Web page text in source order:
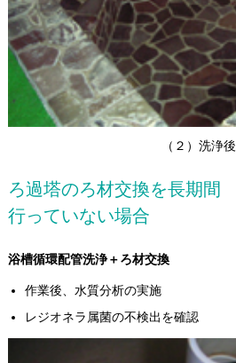
（２）洗浄後
ろ過塔のろ材交換を長期間
行っていない場合
浴槽循環配管洗浄＋ろ材交換
作業後、水質分析の実施
レジオネラ属菌の不検出を確認